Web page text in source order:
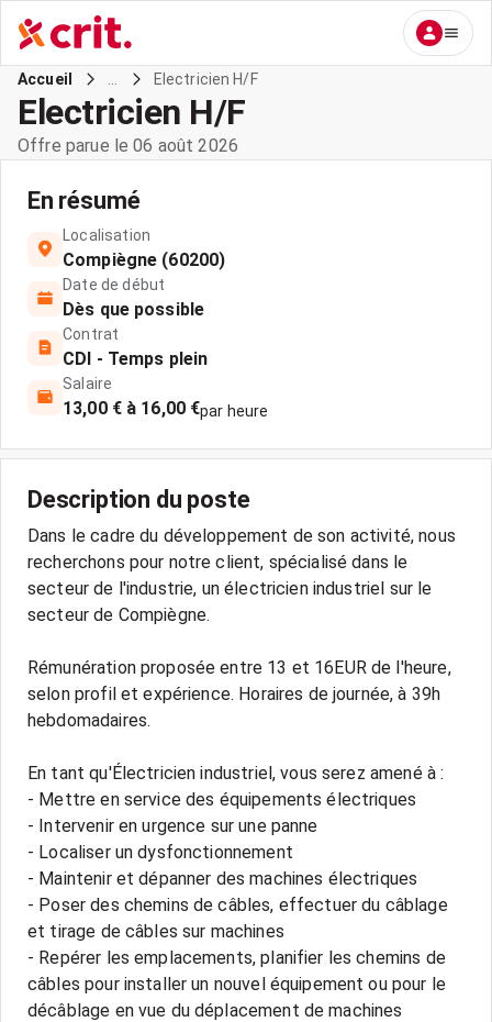
Accueil Electricien H/F
Electricien H/F
Offre parue le 06 août 2026
En résumé
Localisation
Compiègne (60200)
Date de début
Dès que possible
Contrat
CDI - Temps plein
Salaire
13,00 € à 16,00 €par heure
Description du poste
Dans le cadre du développement de son activité, nous
recherchons pour notre client, spécialisé dans le
secteur de l'industrie, un électricien industriel sur le
secteur de Compiègne.
Rémunération proposée entre 13 et 16EUR de l'heure,
selon profil et expérience. Horaires de journée, à 39h
hebdomadaires.
En tant qu'Électricien industriel, vous serez amené à :
- Mettre en service des équipements électriques
- Intervenir en urgence sur une panne
- Localiser un dysfonctionnement
- Maintenir et dépanner des machines électriques
- Poser des chemins de câbles, effectuer du câblage
et tirage de câbles sur machines
- Repérer les emplacements, planifier les chemins de
câbles pour installer un nouvel équipement ou pour le
décâblage en vue du déplacement de machines